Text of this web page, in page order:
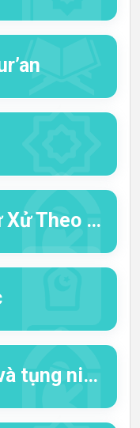
Theo Islam
tụng niệm